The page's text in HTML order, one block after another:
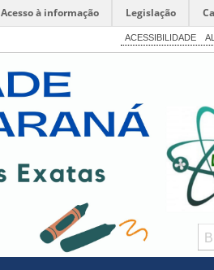
Acesso à informação Legislação
ACESSIBILIDADE